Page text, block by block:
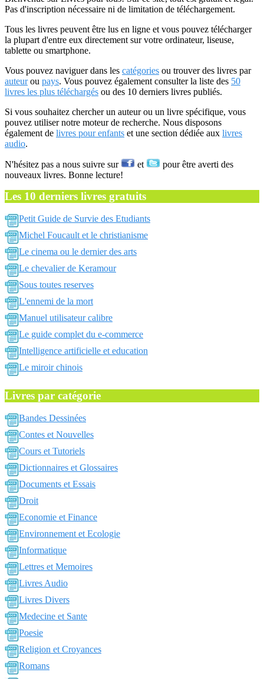
Pas d'inscription nécessaire ni de limitation de téléchargement.
Tous les livres peuvent être lus en ligne et vous pouvez télécharger
la plupart d'entre eux directement sur votre ordinateur, liseuse,
tablette ou smartphone.
Vous pouvez naviguer dans les catégories ou trouver des livres par
auteurou pays. Vous pouvez également consulter la liste des 50
livres les plus téléchargés ou des 10 derniers livres publiés.
Si vous souhaitez chercher un auteur ou un livre spécifique, vous
pouvez utiliser notre moteur de recherche. Nous disposons
également de livres pour enfants et une section dédiée aux livres
audio.
N'hésitez pas a nous suivre sur et
pour être averti des
nouveaux livres. Bonne lecture!
Les 10 derniers livres gratuits
Petit Guide de Survie des Etudiants
Michel Foucault et le christianisme
Le cinema ou le dernier des arts
Le chevalier de Keramour
Sous toutes reserves
L'ennemi de la mort
Manuel utilisateur calibre
Le guide complet du e-commerce
Intelligence artificielle et education
Le miroir chinois
Livres par catégorie
Bandes Dessinées
Contes et Nouvelles
Cours et Tutoriels
Dictionnaires et Glossaires
Documents et Essais
Droit
Economie et Finance
Environnement et Ecologie
Informatique
Lettres et Memoires
Livres Audio
Livres Divers
Medecine et Sante
Poesie
Religion et Croyances
Romans